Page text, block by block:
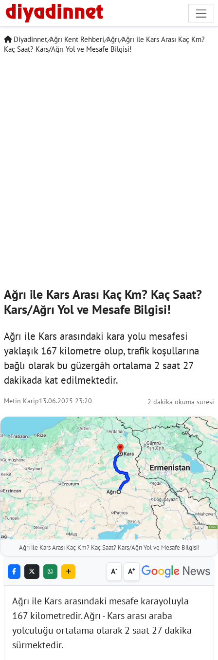
Diyadinnet/Ağrı Kent Rehberi/Ağrı/Ağrı ile Kars Arası Kaç Km?
Kaç Saat? Kars/Ağrı Yol ve Mesafe Bilgisi!
Ağrı ile Kars Arası Kaç Km? Kaç Saat?
Kars/Ağrı Yol ve Mesafe Bilgisi!
Ağrı ile Kars arasındaki kara yolu mesafesi
yaklaşık 167 kilometre olup, trafik koşullarına
bağlı olarak bu güzergâh ortalama 2 saat 27
dakikada kat edilmektedir.
Metin Karip13.06.2025 23:20 2 dakika okuma süresi
Ağrı ile Kars Arası Kaç Km? Kaç Saat? Kars/Ağrı Yol ve Mesafe Bilgisi!
A- A+
Ağrı ile Kars arasındaki mesafe karayoluyla
167 kilometredir. Ağrı - Kars arası araba
yolculuğu ortalama olarak 2 saat 27 dakika
sürmektedir.